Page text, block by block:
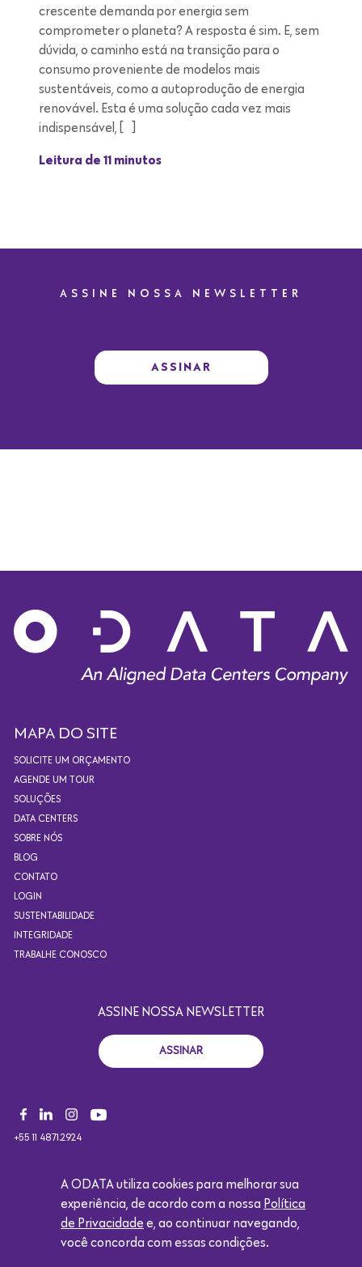
crescente demanda por energia sem
comprometer o planeta? A resposta é sim. E, sem
dúvida, o caminho está na transição para o
consumo proveniente de modelos mais
sustentáveis, como a autoprodução de energia
renovável. Esta é uma solução cada vez mais
indispensável, […]
Leitura de 11 minutos
ASSINE NOSSA NEWSLETTER
ASSINAR
MAPA DO SITE
SOLICITE UM ORÇAMENTO
AGENDE UM TOUR
SOLUÇÕES
DATA CENTERS
SOBRE NÓS
BLOG
CONTATO
LOGIN
SUSTENTABILIDADE
INTEGRIDADE
TRABALHE CONOSCO
ASSINE NOSSA NEWSLETTER
ASSINAR
+55 11 4871.2924
Copyright 2021. Todos os direitos reservados. Design por
A ODATA utiliza cookies para melhorar sua
experiência, de acordo com a nossa Política
de Privacidade e, ao continuar navegando,
você concorda com essas condições.